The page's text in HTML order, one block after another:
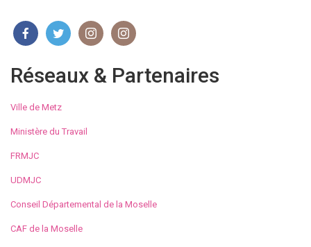
Réseaux & Partenaires
Ville de Metz
Ministère du Travail
FRMJC
UDMJC
Conseil Départemental de la Moselle
CAF de la Moselle